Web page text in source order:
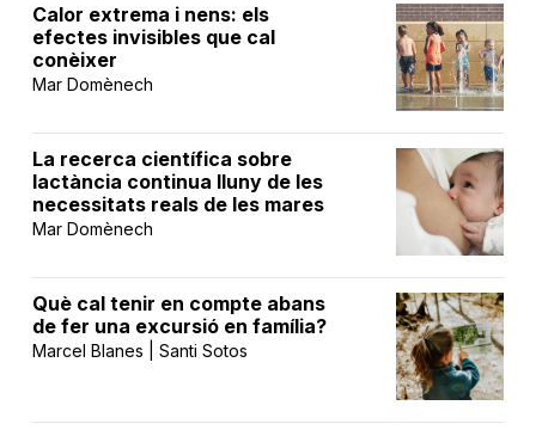
Calor extrema i nens: els
efectes invisibles que cal
conèixer
Mar Domènech
La recerca científica sobre
lactància continua lluny de les
necessitats reals de les mares
Mar Domènech
Què cal tenir en compte abans
de fer una excursió en família?
Marcel Blanes | Santi Sotos